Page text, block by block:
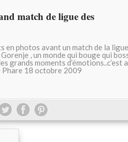
match de ligue des
en photos avant un match de la ligue
, un monde qui bouge qui
grands moments d’émotions..c’est
Phare 18 octobre 2009